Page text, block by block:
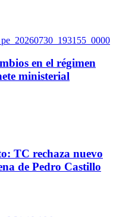
en el régimen
ministerial
TC rechaza nuevo
de Pedro Castillo